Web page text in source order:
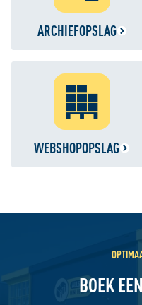
ARCHIEFOPSLAG
WEBSHOPOPSLAG
BOEK